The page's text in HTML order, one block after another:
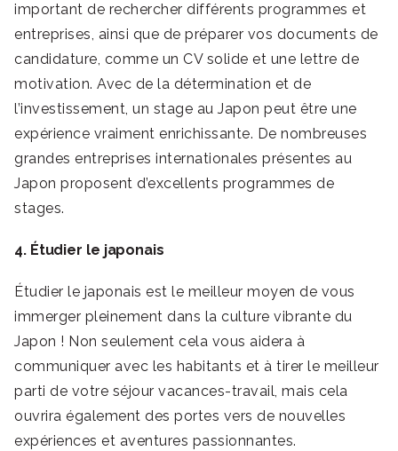
important de rechercher différents programmes et
entreprises, ainsi que de préparer vos documents de
candidature, comme un CV solide et une lettre de
motivation. Avec de la détermination et de
l’investissement, un stage au Japon peut être une
expérience vraiment enrichissante. De nombreuses
grandes entreprises internationales présentes au
Japon proposent d’excellents programmes de
stages.
4. Étudier le japonais
Étudier le japonais est le meilleur moyen de vous
immerger pleinement dans la culture vibrante du
Japon ! Non seulement cela vous aidera à
communiquer avec les habitants et à tirer le meilleur
parti de votre séjour vacances-travail, mais cela
ouvrira également des portes vers de nouvelles
expériences et aventures passionnantes.